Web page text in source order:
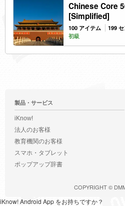
Chinese Core
[Simplified]
100 アイテム 199
初級
製品・サービス
iKnow!
法人のお客様
教育機関のお客様
スマホ・タブレット
ポップアップ辞書
COPYRIGHT ©
iKnow! Android App をお持ちですか？